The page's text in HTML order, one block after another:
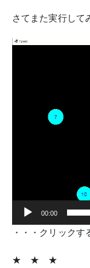
さてまた実行して
動
00:00
・・・クリックす
★ ★ ★